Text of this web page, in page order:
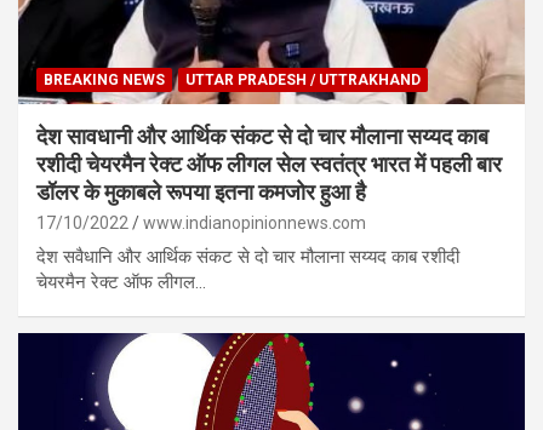
BREAKING NEWS UTTAR PRADESH / UTTRAKHAND
देश सावधानी और आर्थिक संकट से दो चार मौलाना सय्यद काब
रशीदी चेयरमैन रेक्ट ऑफ लीगल सेल स्वतंत्र भारत में पहली बार
डॉलर के मुकाबले रूपया इतना कमजोर हुआ है
17/10/2022 www.indianopinionnews.com
देश सवैधानि और आर्थिक संकट से दो चार मौलाना सय्यद काब रशीदी
चेयरमैन रेक्ट ऑफ लीगल…